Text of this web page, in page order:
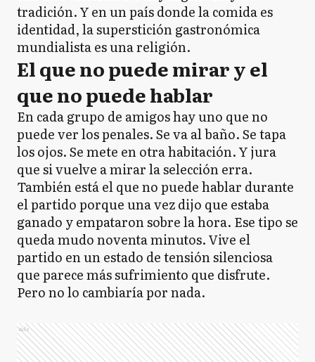
tradición. Y en un país donde la comida es
identidad, la superstición gastronómica
mundialista es una religión.
El que no puede mirar y el
que no puede hablar
En cada grupo de amigos hay uno que no
puede ver los penales. Se va al baño. Se tapa
los ojos. Se mete en otra habitación. Y jura
que si vuelve a mirar la selección erra.
También está el que no puede hablar durante
el partido porque una vez dijo que estaba
ganado y empataron sobre la hora. Ese tipo se
queda mudo noventa minutos. Vive el
partido en un estado de tensión silenciosa
que parece más sufrimiento que disfrute.
Pero no lo cambiaría por nada.
Ads